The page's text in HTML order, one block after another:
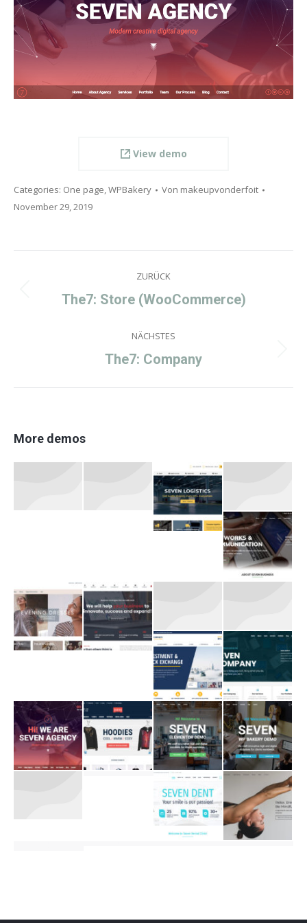
View demo
Categories: One page,WPBakery Von makeupvonderfoit
November 29, 2019
navigation
ZURÜCK
Previous
The7: Store (WooCommerce)
NÄCHSTES
Next
The7: Company
More demos